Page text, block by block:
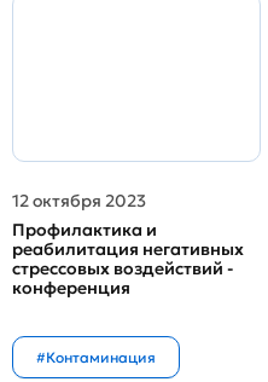
12 октября 2023
Профилактика и
реабилитация негативных
стрессовых воздействий -
конференция
#Контаминация